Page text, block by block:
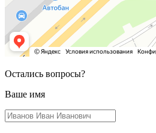
Остались вопросы?
Ваше имя